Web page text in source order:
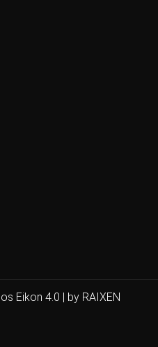
Eikon 4.0 | by RAIXEN